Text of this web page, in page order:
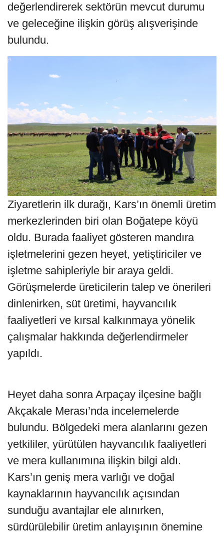
değerlendirerek sektörün mevcut durumu
ve geleceğine ilişkin görüş alışverişinde
bulundu.
Ziyaretlerin ilk durağı, Kars’ın önemli üretim
merkezlerinden biri olan Boğatepe köyü
oldu. Burada faaliyet gösteren mandıra
işletmelerini gezen heyet, yetiştiriciler ve
işletme sahipleriyle bir araya geldi.
Görüşmelerde üreticilerin talep ve önerileri
dinlenirken, süt üretimi, hayvancılık
faaliyetleri ve kırsal kalkınmaya yönelik
çalışmalar hakkında değerlendirmeler
yapıldı.
Heyet daha sonra Arpaçay ilçesine bağlı
Akçakale Merası’nda incelemelerde
bulundu. Bölgedeki mera alanlarını gezen
yetkililer, yürütülen hayvancılık faaliyetleri
ve mera kullanımına ilişkin bilgi aldı.
Kars’ın geniş mera varlığı ve doğal
kaynaklarının hayvancılık açısından
sunduğu avantajlar ele alınırken,
sürdürülebilir üretim anlayışının önemine